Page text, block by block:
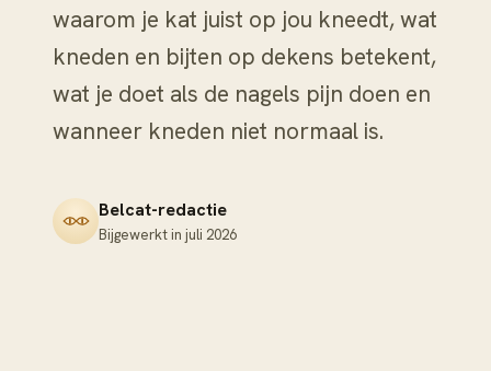
waarom je kat juist op jou kneedt, wat
kneden en bijten op dekens betekent,
wat je doet als de nagels pijn doen en
wanneer kneden niet normaal is.
Belcat-redactie
Bijgewerkt in juli 2026